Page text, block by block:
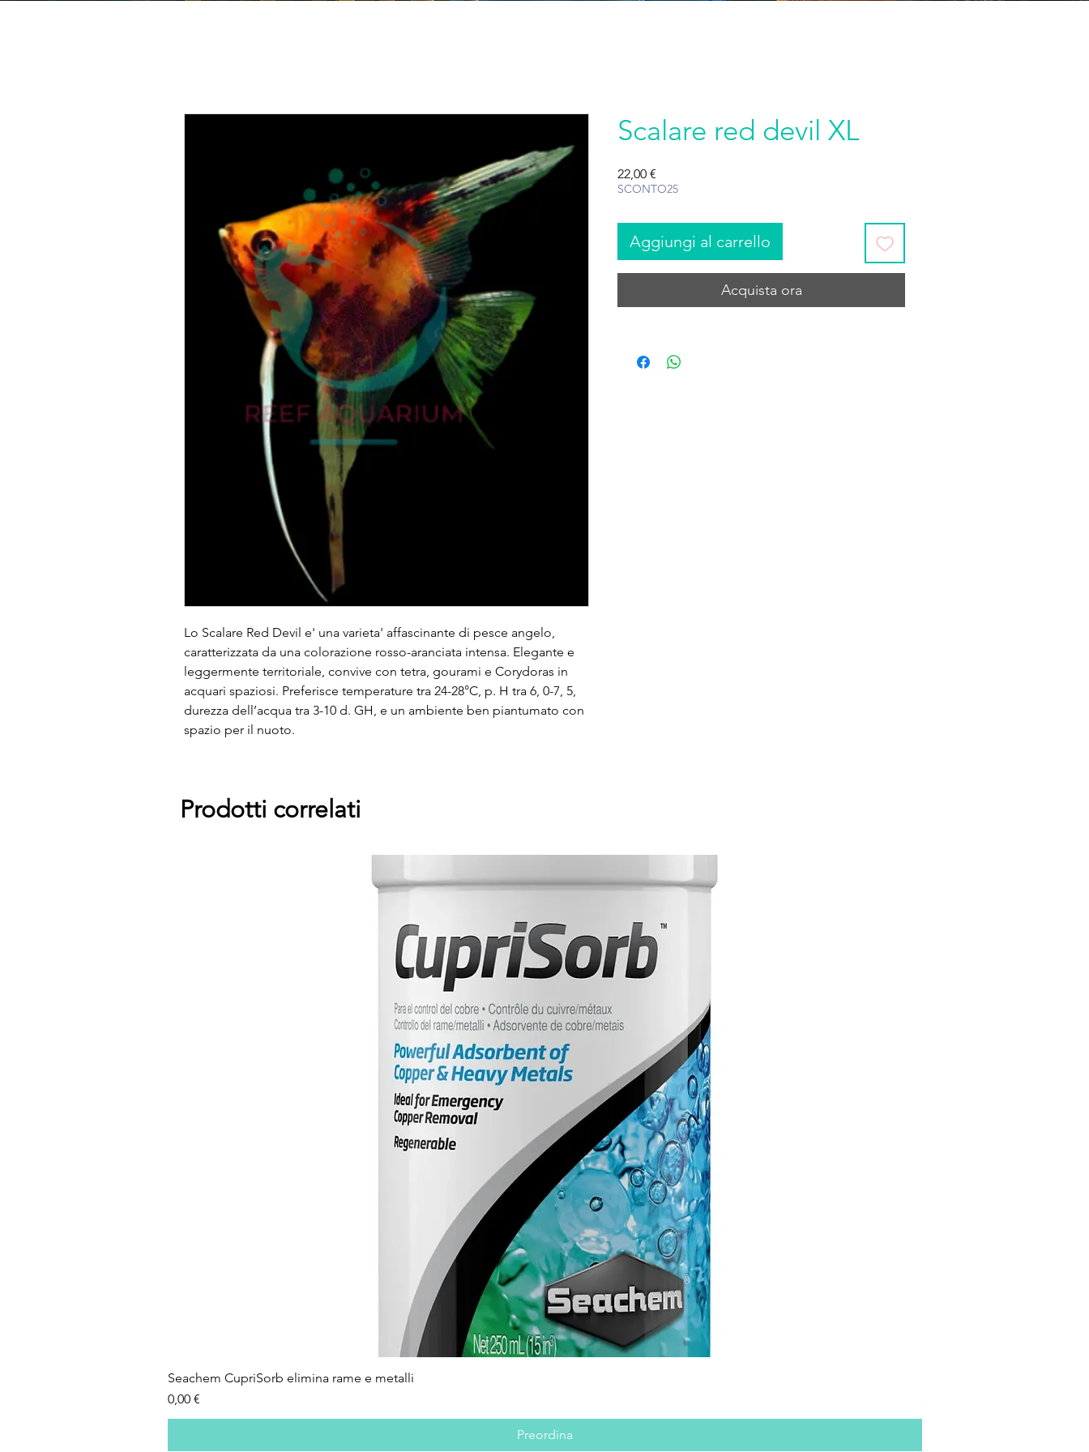
Lo Scalare Red Devil e' una varieta' affascinante di pesce angelo,
caratterizzata da una colorazione rosso-aranciata intensa. Elegante e
leggermente territoriale, convive con tetra, gourami e Corydoras in
acquari spaziosi. Preferisce temperature tra 24-28°C, p. H tra 6, 0-7, 5,
durezza dell’acqua tra 3-10 d. GH, e un ambiente ben piantumato con
spazio per il nuoto.
Scalare red devil XL
22,00 €
SCONTO25
Aggiungi al carrello
Acquista ora
Prodotti correlati
Seachem CupriSorb elimina rame e metalli
Prezzo
0,00 €
Preordina
Prezzo
38,50 €